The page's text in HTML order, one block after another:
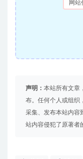
网站
声明： 本站所有文章
布。任何个人或组织
采集、发布本站内容
站内容侵犯了原著者